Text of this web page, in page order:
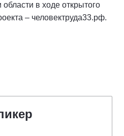
в ходе открытого
– человектруда33.рф.